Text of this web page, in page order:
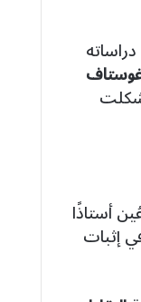
دراساته
شكلت
أستاذًا
إثبات